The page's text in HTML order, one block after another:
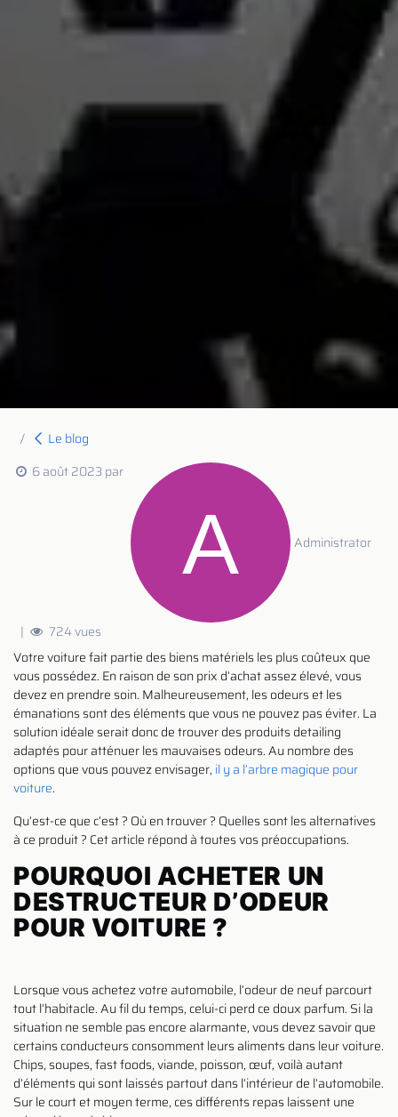
Le blog
6 août 2023par
Administrator
|
724 vues
Votre voiture fait partie des biens matériels les plus coûteux que
vous possédez. En raison de son prix d’achat assez élevé, vous
devez en prendre soin. Malheureusement, les odeurs et les
émanations sont des éléments que vous ne pouvez pas éviter. La
solution idéale serait donc de trouver des produits detailing
adaptés pour atténuer les mauvaises odeurs. Au nombre des
options que vous pouvez envisager, il y a l’arbre magique pour
voiture.
Qu’est-ce que c’est ? Où en trouver ? Quelles sont les alternatives
à ce produit ? Cet article répond à toutes vos préoccupations.
POURQUOI ACHETER UN
DESTRUCTEUR D’ODEUR
POUR VOITURE ?
Lorsque vous achetez votre automobile, l’odeur de neuf parcourt
tout l’habitacle. Au fil du temps, celui-ci perd ce doux parfum. Si la
situation ne semble pas encore alarmante, vous devez savoir que
certains conducteurs consomment leurs aliments dans leur voiture.
Chips, soupes, fast foods, viande, poisson, œuf, voilà autant
d’éléments qui sont laissés partout dans l’intérieur de l’automobile.
Sur le court et moyen terme, ces différents repas laissent une